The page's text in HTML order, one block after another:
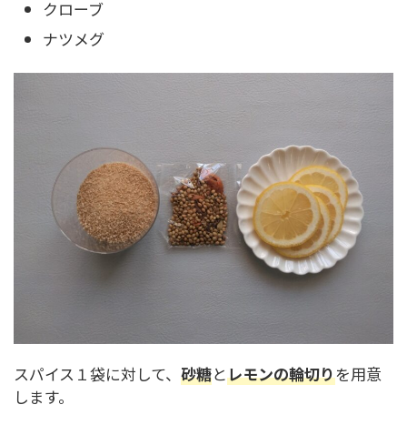
クローブ
ナツメグ
スパイス１袋に対して、 砂糖とレモンの輪切りを用意
します。